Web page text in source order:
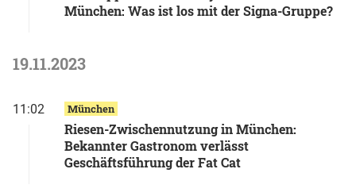
München: Was ist los mit der Signa-Gruppe?
19.11.2023
11:02 München
Riesen-Zwischennutzung in München:
Bekannter Gastronom verlässt
Geschäftsführung der Fat Cat